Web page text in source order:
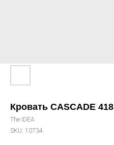
Кровать CASCADE 418
The IDEA
SKU: 10734